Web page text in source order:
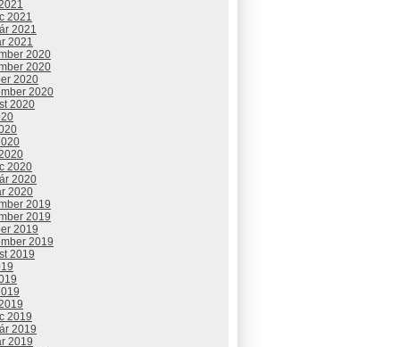
2021
2021
2021
2020
2020
2020
2020
2020
2020
2020
2020
2019
2019
2019
2019
2019
2019
2019
2019